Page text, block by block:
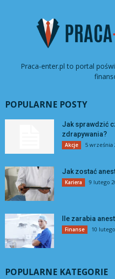
Praca-enter.pl to portal
POPULARNE POSTY
Jak sprawdzić
zdrapywania?
Akcje 5 września
Jak zostać
Kariera 9 lutego
Ile zarabia
Finanse 10
POPULARNE KATEGORIE